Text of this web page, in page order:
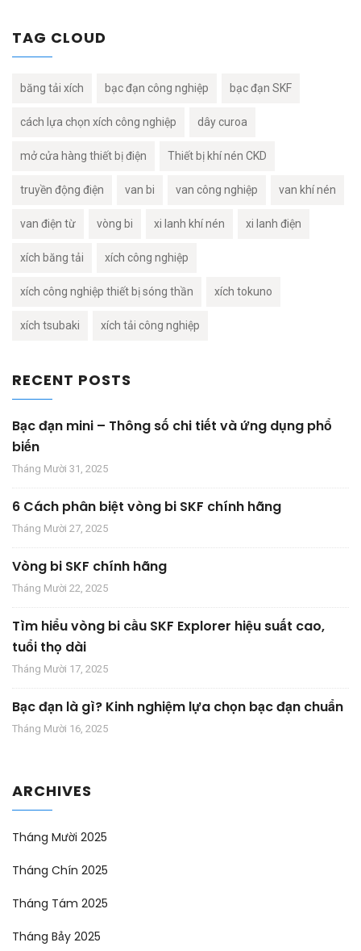
TAG CLOUD
băng tải xích bạc đạn công nghiệp bạc đạn SKF
cách lựa chọn xích công nghiệp dây curoa
mở cửa hàng thiết bị điện Thiết bị khí nén CKD
truyền động điện van bi van công nghiệp van khí nén
van điện từ vòng bi xi lanh khí nén xi lanh điện
xích băng tải xích công nghiệp
xích công nghiệp thiết bị sóng thần xích tokuno
xích tsubaki xích tải công nghiệp
RECENT POSTS
Bạc đạn mini – Thông số chi tiết và ứng dụng phổ
biến
Tháng Mười 31, 2025
6 Cách phân biệt vòng bi SKF chính hãng
Tháng Mười 27, 2025
Vòng bi SKF chính hãng
Tháng Mười 22, 2025
Tìm hiểu vòng bi cầu SKF Explorer hiệu suất cao,
tuổi thọ dài
Tháng Mười 17, 2025
Bạc đạn là gì? Kinh nghiệm lựa chọn bạc đạn chuẩn
Tháng Mười 16, 2025
ARCHIVES
Tháng Mười 2025
Tháng Chín 2025
Tháng Tám 2025
Tháng Bảy 2025